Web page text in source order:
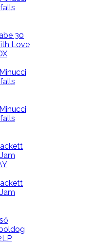
30
Love